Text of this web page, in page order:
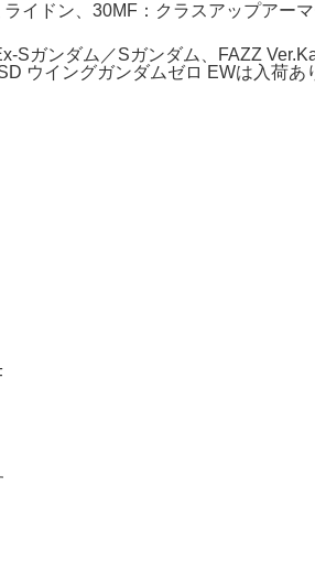
イドン、30MF：クラスアップアー
Sガンダム／Sガンダム、FAZZ
ウイングガンダムゼロ EWは入荷あ